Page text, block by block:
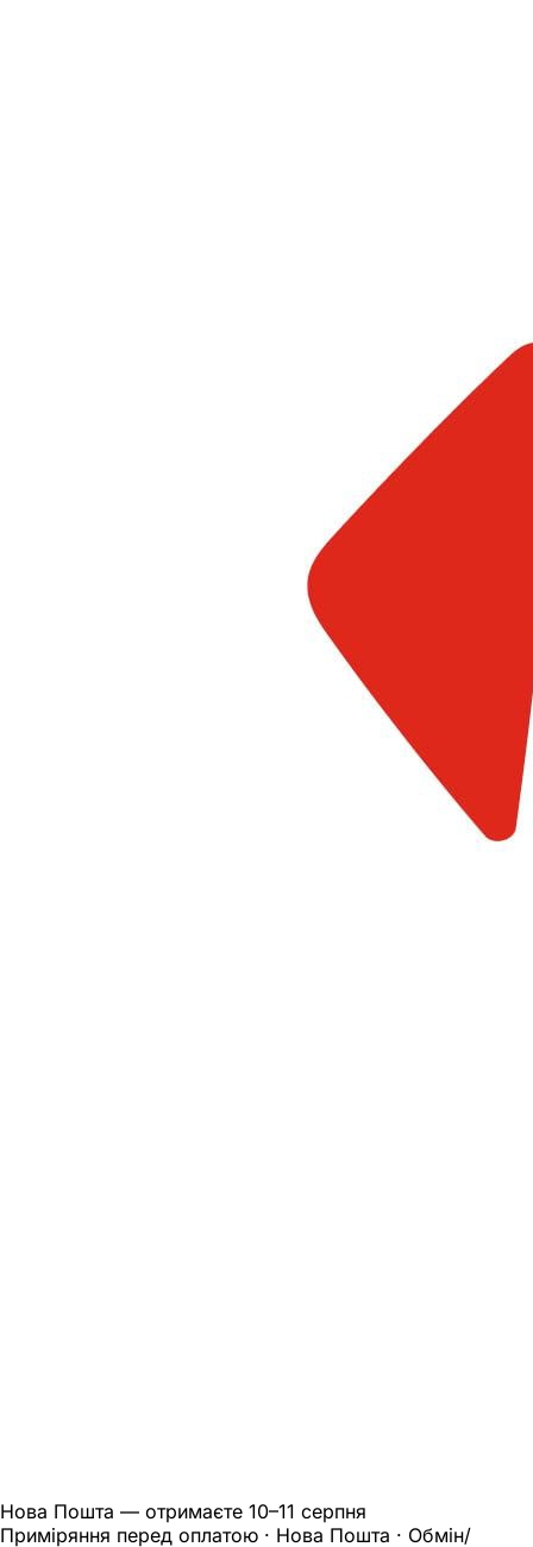
Нова Пошта — отримаєте 10–11 серпня
Приміряння перед оплатою · Нова Пошта · Обмін/